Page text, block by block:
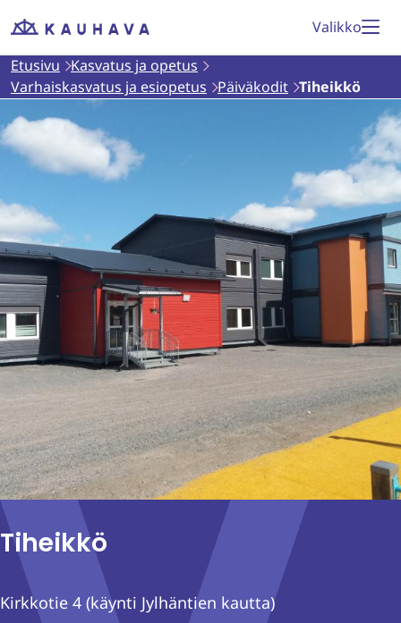
Siirry
Etusivu
Valikko
Etusivu Kasvatus ja opetus
Varhaiskasvatus ja esiopetus Päiväkodit Tiheikkö
Tiheikkö
Kirkkotie 4 (käynti Jylhäntien kautta)